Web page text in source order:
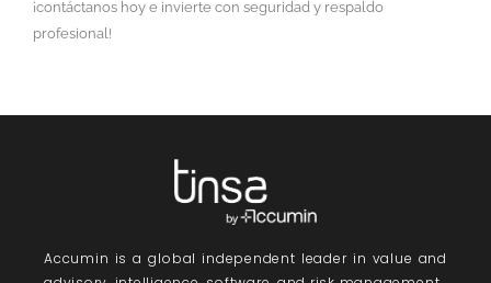
¡contáctanos hoy e invierte con seguridad y respaldo
profesional!
Accumin is a global independent leader in value and